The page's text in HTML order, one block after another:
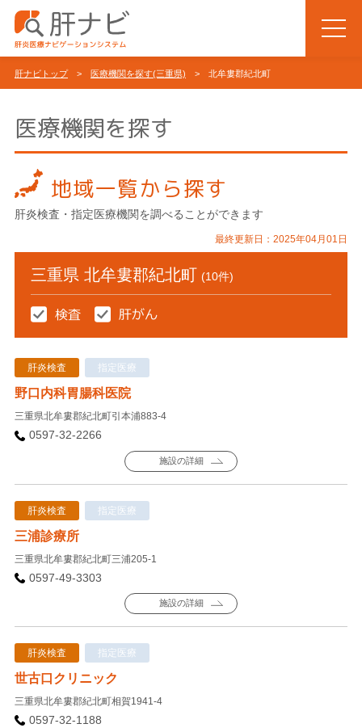
肝ナビトップ> 医療機関を探す(三重県) > 北牟婁郡紀北町
医療機関を探す
地域一覧から探す
肝炎検査・指定医療機関を調べることができます
最終更新日：2025年04月01日
三重県 北牟婁郡紀北町 (10件)
肝炎検査 指定医療
野口内科胃腸科医院
三重県北牟婁郡紀北町引本浦883-4
0597-32-2266
施設の詳細
肝炎検査 指定医療
三浦診療所
三重県北牟婁郡紀北町三浦205-1
0597-49-3303
施設の詳細
肝炎検査 指定医療
世古口クリニック
三重県北牟婁郡紀北町相賀1941-4
0597-32-1188